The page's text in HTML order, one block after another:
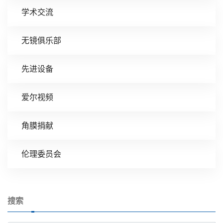
学术交流
无镜俱乐部
先进设备
爱尔视频
角膜捐献
伦理委员会
搜索